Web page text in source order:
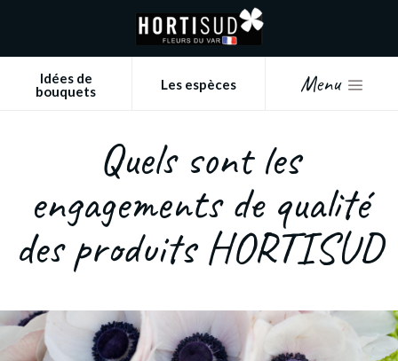
Idées de
bouquets
Les espèces Menu
Quels sont les
engagements de qualité
des produits HORTISUD